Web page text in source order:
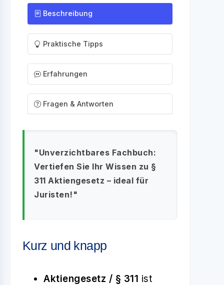
Beschreibung
Praktische Tipps
Erfahrungen
Fragen & Antworten
"Unverzichtbares Fachbuch:
Vertiefen Sie Ihr Wissen zu §
311 Aktiengesetz – ideal für
Juristen!"
Kurz und knapp
Aktiengesetz / § 311 ist